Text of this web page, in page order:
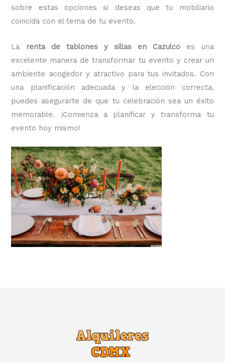
sobre estas opciones si deseas que tu mobiliario
coincida con el tema de tu evento.
La renta de tablones y sillas en Cazulco es una
excelente manera de transformar tu evento y crear un
ambiente acogedor y atractivo para tus invitados. Con
una planificación adecuada y la elección correcta,
puedes asegurarte de que tu celebración sea un éxito
memorable. ¡Comienza a planificar y transforma tu
evento hoy mismo!